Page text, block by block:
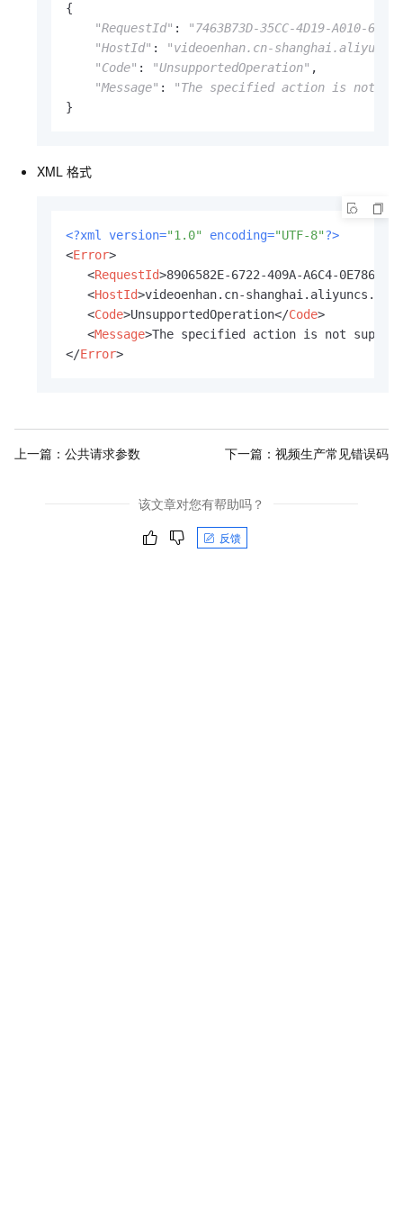
{
"RequestId" :
"7463B73D-35CC-4D19-A010-
"HostId" :
"videoenhan.cn-
"Code" : "UnsupportedOperation" ,
"Message" :
"The specified action is not
}
XML 格式
<?xml version="1.0" encoding="UTF-8"?>
<Error>
<RequestId>8906582E-6722-409A-A6C4-
<HostId>videoenhan.cn-shanghai.aliyuncs.com
<Code>UnsupportedOperation</Code>
<Message>The specified action is not
</Error>
上一篇： 公共请求参数 下一篇： 视频生产常见错误码
该文章对您有帮助吗？
反馈